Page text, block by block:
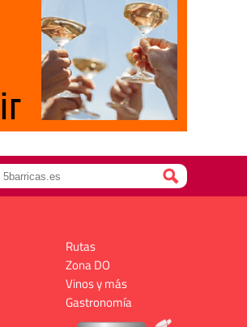
Rutas
Zona DO
Vinos y más
Gastronomía